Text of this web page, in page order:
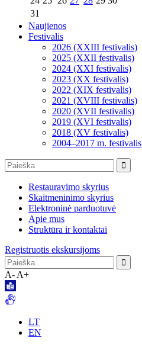
31
Naujienos
Festivalis
2026 (XXIII festivalis)
2025 (XXII festivalis)
2024 (XXI festivalis)
2023 (XX festivalis)
2022 (XIX festivalis)
2021 (XVIII festivalis)
2020 (XVII festivalis)
2019 (XVI festivalis)
2018 (XV festivalis)
2004–2017 m. festivalis
Restauravimo skyrius
Skaitmeninimo skyrius
Elektroninė parduotuvė
Apie mus
Struktūra ir kontaktai
Registruotis ekskursijoms
A- A+
LT
EN